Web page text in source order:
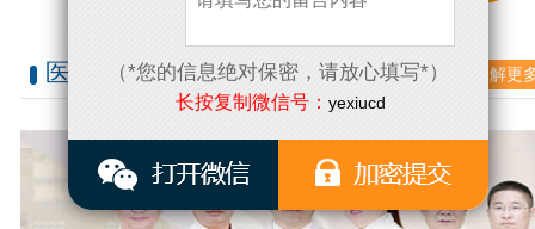
医师团队 / PHYSICIAN TEAM 了解更
（*您的信息绝对保密，请放心填写*）
长按复制微信号：yexiucd